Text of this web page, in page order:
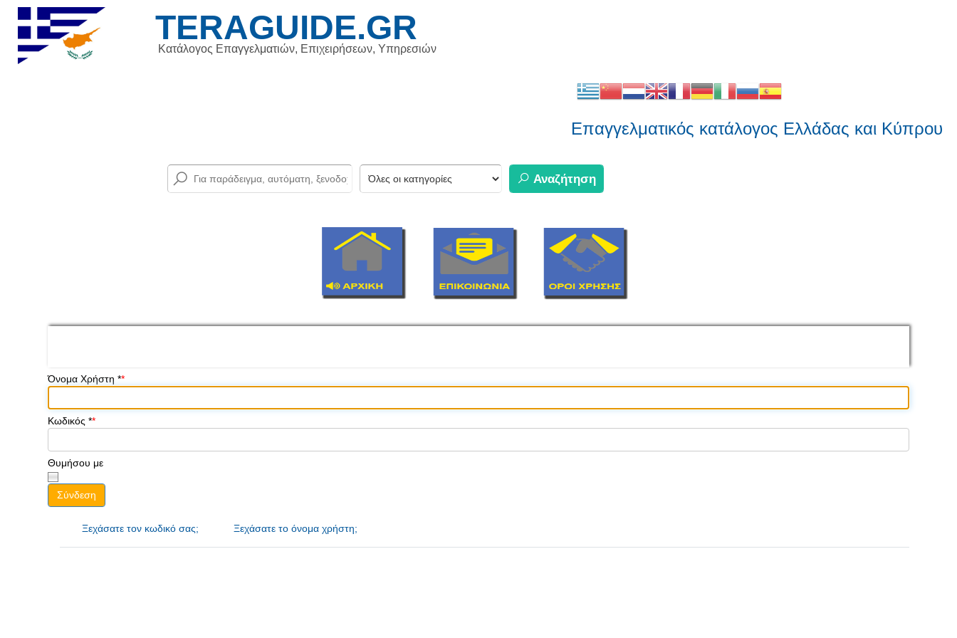
Κατάλογος Επαγγελματιών, Επιχειρήσεων, Υπηρεσιών
TERAGUIDE.GR
Επαγγελματικός κατάλογος Ελλάδας και Κύπρου
Αναζήτηση
Όνομα Χρήστη *
Κωδικός *
Θυμήσου με
Σύνδεση
Ξεχάσατε τον κωδικό σας; Ξεχάσατε το όνομα χρήστη;